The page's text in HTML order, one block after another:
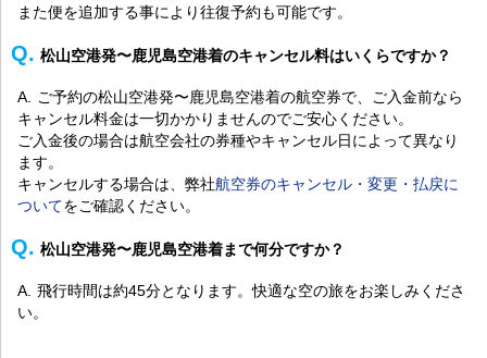
また便を追加する事により往復予約も可能です。
松山空港発〜鹿児島空港着のキャンセル料はいくらですか？
ご予約の松山空港発〜鹿児島空港着の航空券で、ご入金前なら
キャンセル料金は一切かかりませんのでご安心ください。
ご入金後の場合は航空会社の券種やキャンセル日によって異なり
ます。
キャンセルする場合は、弊社航空券のキャンセル・変更・払戻に
ついてをご確認ください。
松山空港発〜鹿児島空港着まで何分ですか？
飛行時間は約45分となります。快適な空の旅をお楽しみくださ
い。